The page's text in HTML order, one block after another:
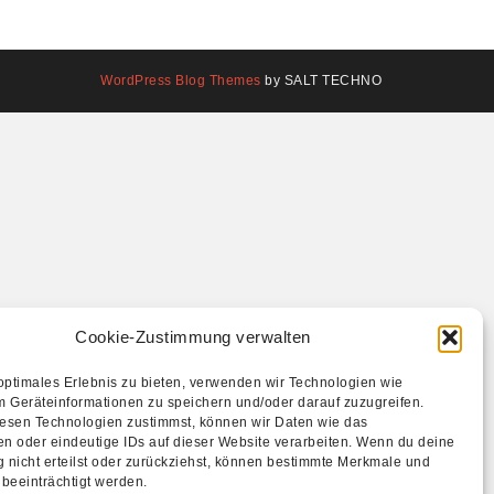
Cookie-Zustimmung verwalten
Erlebnis zu bieten, verwenden wir Technologien wie
Geräteinformationen zu speichern und/oder darauf zuzugreifen.
Technologien zustimmst, können wir Daten wie das
oder eindeutige IDs auf dieser Website verarbeiten. Wenn du deine
nicht erteilst oder zurückziehst, können bestimmte Merkmale und
werden.
WordPress Blog Themes by SALT TECHNO